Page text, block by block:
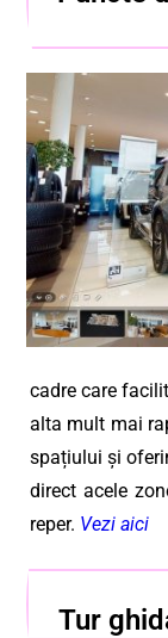
cadre care
alta mult mai
spațiului și
direct acele
reper. Vezi aici
Tur